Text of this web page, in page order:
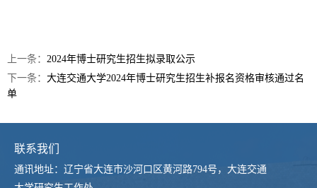
上一条： 2024年博士研究生招生拟录取公示
下一条： 大连交通大学2024年博士研究生招生补报名资格审核通过名
单
联系我们
通讯地址：辽宁省大连市沙河口区黄河路794号，大连交通